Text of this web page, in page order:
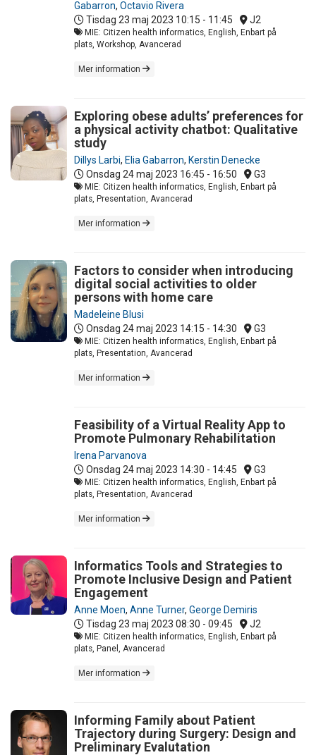
Gabarron, Octavio Rivera
Tisdag 23 maj 2023 10:15 - 11:45 J2
MIE: Citizen health informatics, English, Enbart på
plats, Workshop, Avancerad
Mer information
Exploring obese adults’ preferences for
a physical activity chatbot: Qualitative
study
Dillys Larbi, Elia Gabarron, Kerstin Denecke
Onsdag 24 maj 2023 16:45 - 16:50 G3
MIE: Citizen health informatics, English, Enbart på
plats, Presentation, Avancerad
Mer information
Factors to consider when introducing
digital social activities to older
persons with home care
Madeleine Blusi
Onsdag 24 maj 2023 14:15 - 14:30 G3
MIE: Citizen health informatics, English, Enbart på
plats, Presentation, Avancerad
Mer information
Feasibility of a Virtual Reality App to
Promote Pulmonary Rehabilitation
Irena Parvanova
Onsdag 24 maj 2023 14:30 - 14:45 G3
MIE: Citizen health informatics, English, Enbart på
plats, Presentation, Avancerad
Mer information
Informatics Tools and Strategies to
Promote Inclusive Design and Patient
Engagement
Anne Moen, Anne Turner, George Demiris
Tisdag 23 maj 2023 08:30 - 09:45 J2
MIE: Citizen health informatics, English, Enbart på
plats, Panel, Avancerad
Mer information
Informing Family about Patient
Trajectory during Surgery: Design and
Preliminary Evalutation